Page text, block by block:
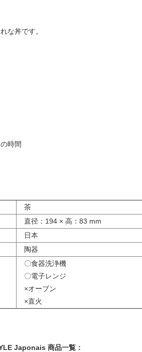
な丼です。
時間
茶
直径：194 × 高：83 mm
日本
陶器
〇食器洗浄機
〇電子レンジ
×オーブン
×直火
Japonais 商品一覧：